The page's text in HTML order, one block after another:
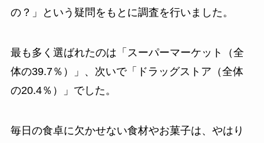
の？」という疑問をもとに調査を行いました。
最も多く選ばれたのは「スーパーマーケット（全
体の39.7％）」、次いで「ドラッグストア（全体
の20.4％）」でした。
毎日の食卓に欠かせない食材やお菓子は、やはり